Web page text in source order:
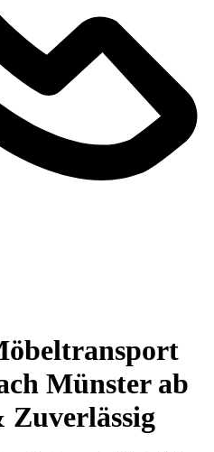
Münster ab
Zuverlässig